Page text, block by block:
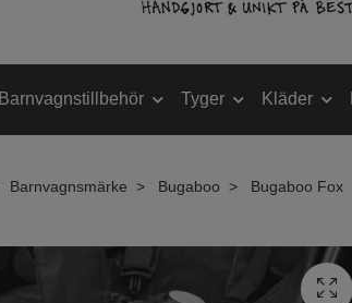
Barnvagnstillbehör Tyger Kläder
Barnvagnsmärke Bugaboo Bugaboo Fox